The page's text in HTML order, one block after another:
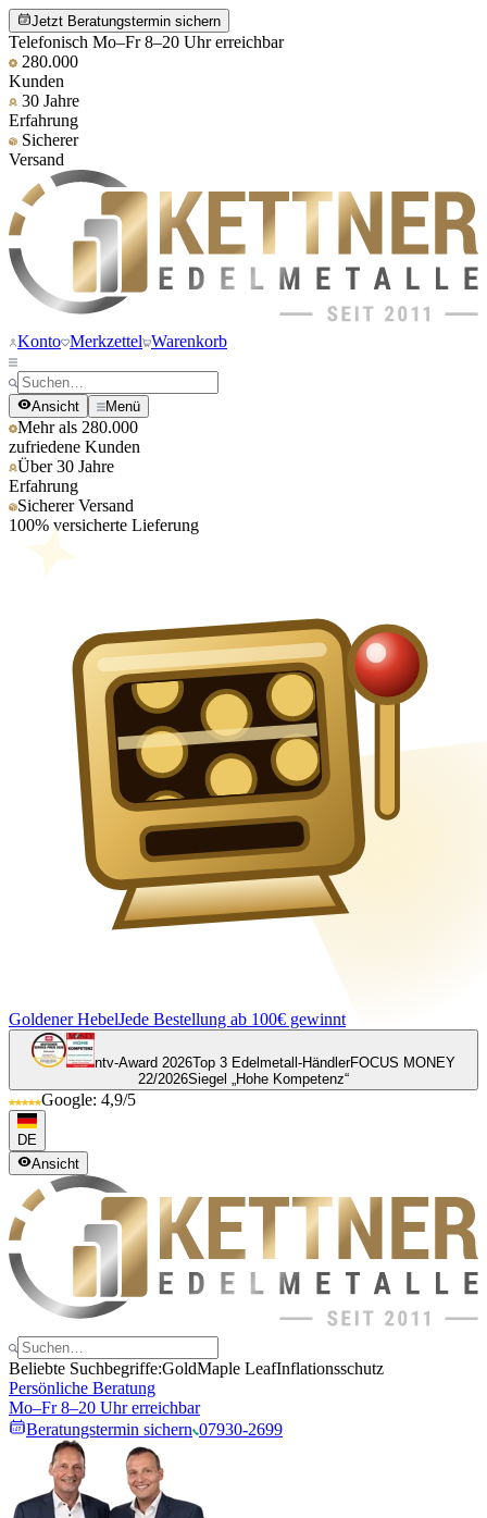
Jetzt Beratungstermin sichern
Telefonisch Mo–Fr 8–20 Uhr erreichbar
280.000
Kunden
30 Jahre
Erfahrung
Sicherer
Versand
Konto Merkzettel Warenkorb
Ansicht Menü
Mehr als 280.000
zufriedene Kunden
Über 30 Jahre
Erfahrung
Sicherer Versand
100% versicherte Lieferung
Goldener HebelJede Bestellung ab 100€ gewinnt
ntv-Award 2026Top 3 Edelmetall-HändlerFOCUS MONEY
22/2026Siegel „Hohe Kompetenz“
Google: 4,9/5
DE
Ansicht
Beliebte Suchbegriffe:GoldMaple LeafInflationsschutz
Persönliche Beratung
Mo–Fr 8–20 Uhr erreichbar
Beratungstermin sichern 07930-2699